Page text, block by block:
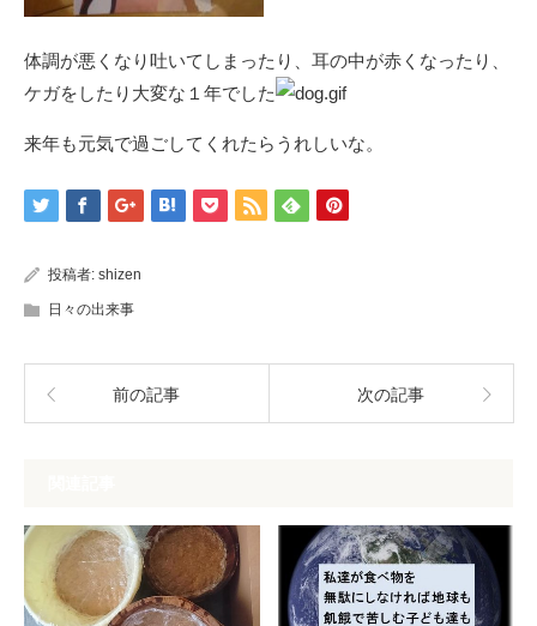
体調が悪くなり吐いてしまったり、耳の中が赤くなったり、
ケガをしたり大変な１年でした
来年も元気で過ごしてくれたらうれしいな。
投稿者: shizen
日々の出来事
前の記事 次の記事